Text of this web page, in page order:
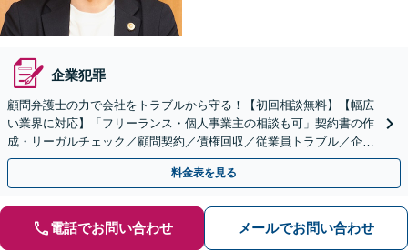
企業犯罪
顧問弁護士の力で会社をトラブルから守る！【初回相談無料】【幅広
い業界に対応】「フリーランス・個人事業主の相談も可」契約書の作
成・リーガルチェック／顧問契約／債権回収／従業員トラブル／企業
間トラブル【電話・メール相談対応】【休日夜間相談可】
料金表を見る
電話でお問い合わせ メールでお問い合わせ